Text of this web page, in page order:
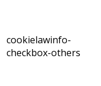
cookielawinfo-
checkbox-others